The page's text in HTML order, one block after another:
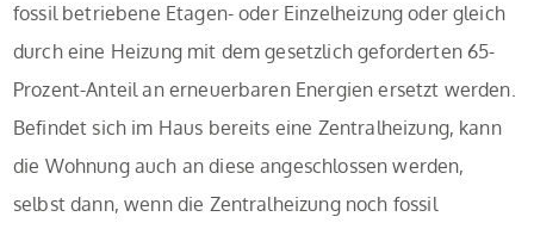
fossil betriebene Etagen- oder Einzelheizung oder gleich
durch eine Heizung mit dem gesetzlich geforderten 65-
Prozent-Anteil an erneuerbaren Energien ersetzt werden.
Befindet sich im Haus bereits eine Zentralheizung, kann
die Wohnung auch an diese angeschlossen werden,
selbst dann, wenn die Zentralheizung noch fossil